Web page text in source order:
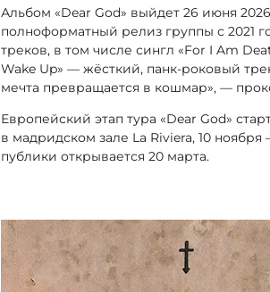
Альбом «Dear God» выйдет 26 июня
полноформатный релиз группы с 2021
треков, в том числе сингл «For I Am
Wake Up» — жёсткий, панк-роковый
мечта превращается в кошмар», —
Европейский этап тура «Dear God»
в мадридском зале La Riviera, 10
публики открывается 20 марта.